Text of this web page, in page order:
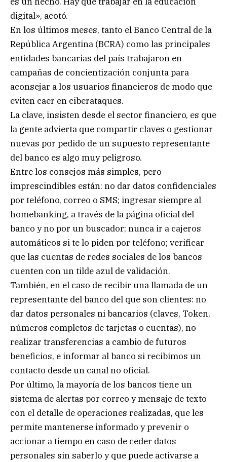
digital», acotó.
En los últimos meses, tanto el Banco Central de la
República Argentina (BCRA) como las principales
entidades bancarias del país trabajaron en
campañas de concientización conjunta para
aconsejar a los usuarios financieros de modo que
eviten caer en ciberataques.
La clave, insisten desde el sector financiero, es que
la gente advierta que compartir claves o gestionar
nuevas por pedido de un supuesto representante
del banco es algo muy peligroso.
Entre los consejos más simples, pero
imprescindibles están: no dar datos confidenciales
por teléfono, correo o SMS; ingresar siempre al
homebanking, a través de la página oficial del
banco y no por un buscador; nunca ir a cajeros
automáticos si te lo piden por teléfono; verificar
que las cuentas de redes sociales de los bancos
cuenten con un tilde azul de validación.
También, en el caso de recibir una llamada de un
representante del banco del que son clientes: no
dar datos personales ni bancarios (claves, Token,
números completos de tarjetas o cuentas), no
realizar transferencias a cambio de futuros
beneficios, e informar al banco si recibimos un
contacto desde un canal no oficial.
Por último, la mayoría de los bancos tiene un
sistema de alertas por correo y mensaje de texto
con el detalle de operaciones realizadas, que les
permite mantenerse informado y prevenir o
accionar a tiempo en caso de ceder datos
personales sin saberlo y que puede activarse a